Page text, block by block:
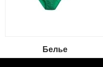
Белье